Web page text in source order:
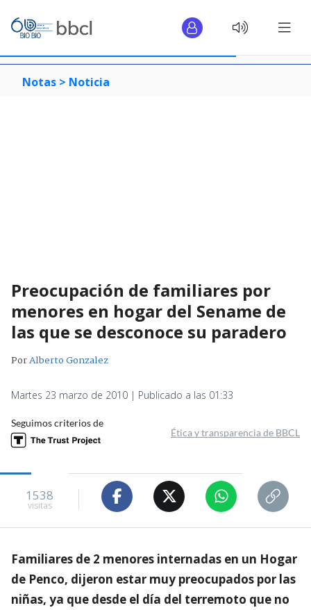
Notas > Noticia
Preocupación de familiares por
menores en hogar del Sename de
las que se desconoce su paradero
PorAlberto Gonzalez
Martes 23 marzo de 2010 | Publicado a las 01:33
Seguimos criterios de
Ética y transparencia de BBCL
1538
visitas
Familiares de 2 menores internadas en un Hogar
de Penco, dijeron estar muy preocupados por las
niñas, ya que desde el día del terremoto que no